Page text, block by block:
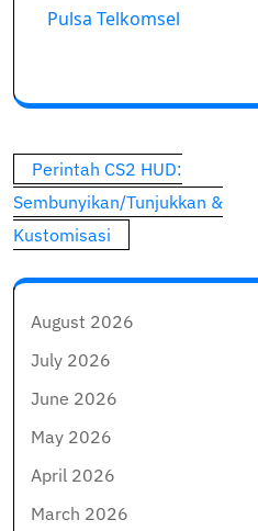
Pulsa Telkomsel
Post
navigation
Perintah CS2 HUD:
Sembunyikan/Tunjukkan &
Kustomisasi
August 2026
July 2026
June 2026
May 2026
April 2026
March 2026